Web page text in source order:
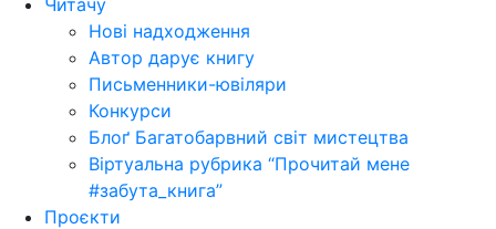
Читачу
Нові надходження
Автор дарує книгу
Письменники-ювіляри
Конкурси
Блоґ Багатобарвний світ мистецтва
Віртуальна рубрика “Прочитай мене
#забута_книга”
Проєкти